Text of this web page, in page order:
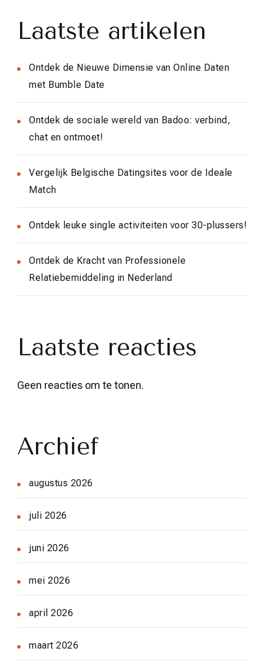
Laatste artikelen
Ontdek de Nieuwe Dimensie van Online Daten
met Bumble Date
Ontdek de sociale wereld van Badoo: verbind,
chat en ontmoet!
Vergelijk Belgische Datingsites voor de Ideale
Match
Ontdek leuke single activiteiten voor 30-plussers!
Ontdek de Kracht van Professionele
Relatiebemiddeling in Nederland
Laatste reacties
Geen reacties om te tonen.
Archief
augustus 2026
juli 2026
juni 2026
mei 2026
april 2026
maart 2026